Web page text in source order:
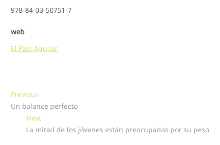
978-84-03-50751-7
web
El País Aguilar
Navegación
de
entradas
Previous
post:
Un balance perfecto
NextNext
post:
La mitad de los jóvenes están preocupados por su peso